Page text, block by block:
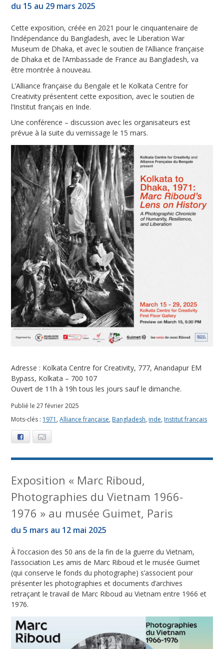
du 15 au 29 mars 2025
Cette exposition, créée en 2021 pour le cinquantenaire de
l’indépendance du Bangladesh, avec le Liberation War
Museum de Dhaka, et avec le soutien de l’Alliance française
de Dhaka et de l’Ambassade de France au Bangladesh, va
être montrée à nouveau.
L’Alliance française du Bengale et le Kolkata Centre for
Creativity présentent cette exposition, avec le soutien de
l’Institut français en Inde.
Une conférence – discussion avec les organisateurs est
prévue à la suite du vernissage le 15 mars.
Adresse : Kolkata Centre for Creativity, 777, Anandapur EM
Bypass, Kolkata – 700 107
Ouvert de 11h à 19h tous les jours sauf le dimanche.
Publié le 27 février 2025
Mots-clés : 1971 ,Alliance française, Bangladesh, inde, Institut français
Facebook
Exposition « Marc Riboud,
Photographies du Vietnam 1966-
1976 » au musée Guimet, Paris
du 5 mars au 12 mai 2025
À l’occasion des 50 ans de la fin de la guerre du Vietnam,
l’association Les amis de Marc Riboud et le musée Guimet
(qui conserve le fonds du photographe) s’associent pour
présenter les photographies et documents d’archives
retraçant le travail de Marc Riboud au Vietnam entre 1966 et
1976.